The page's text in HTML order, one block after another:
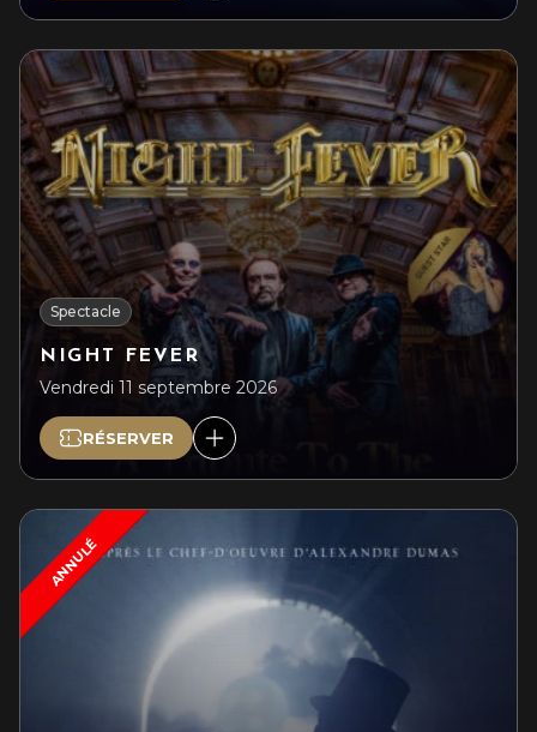
Spectacle
NIGHT FEVER
Vendredi 11 septembre 2026
RÉSERVER
ANNULÉ